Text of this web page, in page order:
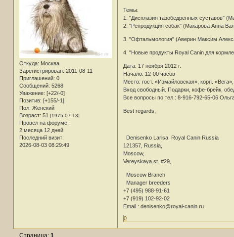
Откуда: Москва
Зарегистрирован: 2011-08-11
Приглашений: 0
Сообщений: 5268
Уважение: [+22/-0]
Позитив: [+155/-1]
Пол: Женский
Возраст: 51 [1975-07-13]
Провел на форуме:
2 месяца 12 дней
Последний визит:
2026-08-03 08:29:49
Темы:
1. "Дисплазия тазобедренных суставов"
2. "Репродукция собак" (Макарова Анна
3. "Офтальмология" (Аверин Максим
4. "Новые продукты Royal Canin для
Дата: 17 ноября 2012 г.
Начало: 12-00 часов
Место: гост. «Измайловская», корп.
Вход свободный. Подарки, кофе-брейк,
Все вопросы по тел.: 8-916-792-65-06
Best regards,
Denisenko Larisa Royal Canin Russia
121357, Russia,
Moscow,
Vereyskaya st. #29,
Moscow Branch
Manager breeders
+7 (495) 988-91-61
+7 (919) 102-92-02
Email : denisenko@royal-canin.ru
0